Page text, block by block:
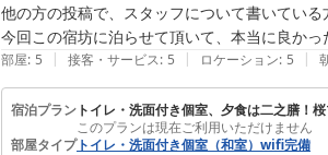
他の方の投稿で、スタッフについて書いてい
今回この宿坊に泊らせて頂いて、本当に良かっ
部屋: 5 | 接客・サービス: 5 | ロケーション: 5 |
宿泊プラン トイレ・洗面付き個室、夕食は二之膳！
このプランは現在ご利用いただけません
部屋タイプトイレ・洗面付き個室（和室）wifi完備